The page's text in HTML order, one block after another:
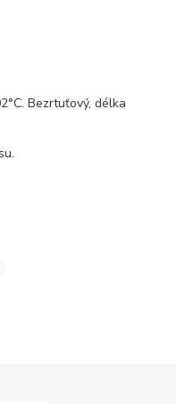
Bezrtuťový, délka